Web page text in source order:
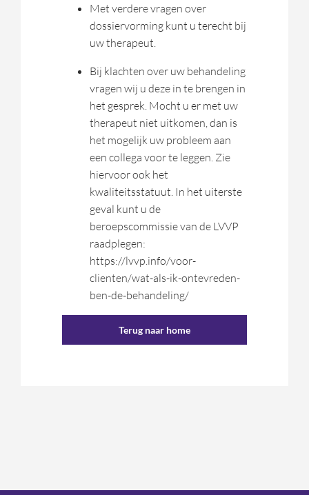
Met verdere vragen over
dossiervorming kunt u terecht bij
uw therapeut.
Bij klachten over uw behandeling
vragen wij u deze in te brengen in
het gesprek. Mocht u er met uw
therapeut niet uitkomen, dan is
het mogelijk uw probleem aan
een collega voor te leggen. Zie
hiervoor ook het
kwaliteitsstatuut. In het uiterste
geval kunt u de
beroepscommissie van de LVVP
raadplegen:
https://lvvp.info/voor-
clienten/wat-als-ik-ontevreden-
ben-de-behandeling/
Terug naar home